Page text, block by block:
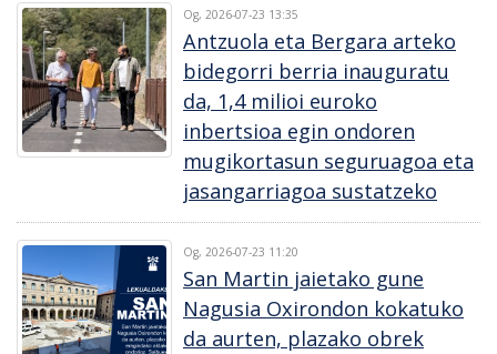
Og, 2026-07-23 13:35
Antzuola eta Bergara arteko
bidegorri berria inauguratu
da, 1,4 milioi euroko
inbertsioa egin ondoren
mugikortasun seguruagoa eta
jasangarriagoa sustatzeko
Og, 2026-07-23 11:20
San Martin jaietako gune
Nagusia Oxirondon kokatuko
da aurten, plazako obrek